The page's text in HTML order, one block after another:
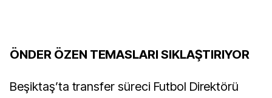
ÖNDER ÖZEN TEMASLARI SIKLAŞTIRIYOR
Beşiktaş’ta transfer süreci Futbol Direktörü